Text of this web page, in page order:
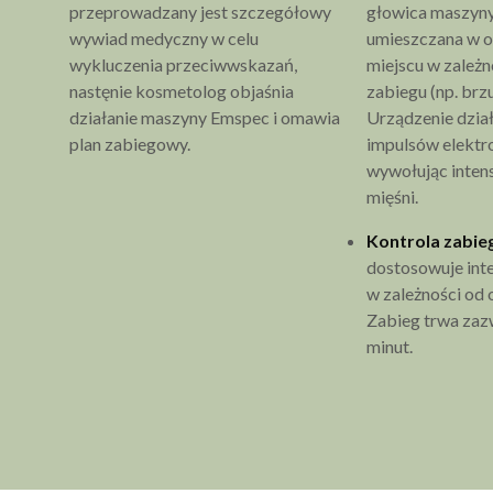
Choroby autoimmunologiczne
Przeciwwskazania bezwzględne stałe:
Rozrusznik serca lub inne urządzenia
elektroniczne
Padaczka
Choroby nowotworowe
Infekcje skóry, stany zapalne i rany otwarte
Metalowe implanty w obszarze zabiegowym
przeprowadzany jest szczegółowy
wywiad medyczny w celu
wykluczenia przeciwwskazań,
nastęnie kosmetolog objaśnia
działanie maszyny Emspec i omawia
plan zabiegowy.
głowica
umieszczana w
miejscu w
zabiegu (np.
Urządzenie
impulsów
wywołując
mięśni.
Kontrola
dostosowuje
w zależności od
Zabieg trwa
minut.